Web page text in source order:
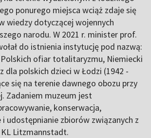
ponurego miejsca wciąż zdaje się
wiedzy dotyczącej wojennych
narodu. W 2021 r. minister prof.
do istnienia instytucję pod nazwą:
ofiar totalitaryzmu, Niemiecki
dla polskich dzieci w Łodzi (1942 -
się na terenie dawnego obozu przy
Zadaniem muzeum jest
konserwacja,
udostępnianie zbiorów związanych z
Litzmannstadt.